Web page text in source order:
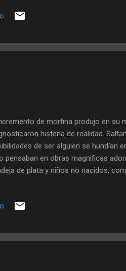
tibia le acariciara las heridas.
queriendo encontrar una
de morfina produjo en su
histeria de realidad.
de ser alguien se hundían
pensaban en obras magnificas
de plata y niños no nacidos,
se desprendía de sus
Y al segundo de morir vio a lo
y murió con él. Así su...